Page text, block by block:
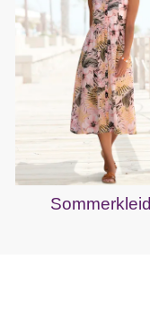
Sommerkleid